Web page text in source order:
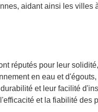
aidant ainsi les villes
réputés pour leur
en eau et
et leur facilité
et la fiabilité des